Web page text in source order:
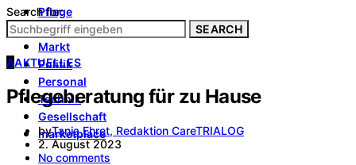
Pflege
Architektur
Markt
Politik
Personal
Technik
Gesellschaft
marketplace
Search for:
SEARCH
AAKTUELLES
Pflegeberatung für zu Hause
byTanja Ehret, Redaktion CareTRIALOG
2. August 2023
No comments